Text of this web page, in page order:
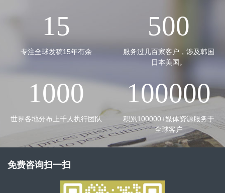
15
专注全球发稿15年有余
500
服务过几百家客户，涉及韩国
日本美国。
1000
世界各地分布上千人执行团队
100000
积累100000+媒体资源服务于
全球客户
免费咨询扫一扫